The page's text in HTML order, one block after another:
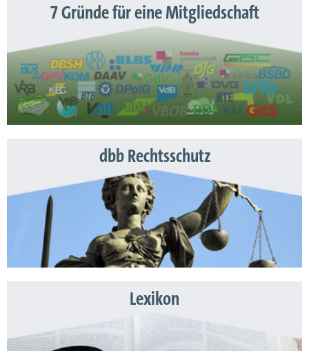
7 Gründe für eine Mitgliedschaft
dbb Rechtsschutz
Lexikon